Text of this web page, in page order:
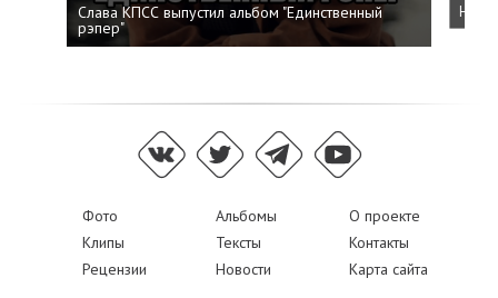
Слава КПСС выпустил альбом "Единственный
рэпер"
Фото Альбомы
О проекте
Клипы
Тексты
Контакты
Рецензии
Новости Карта сайта